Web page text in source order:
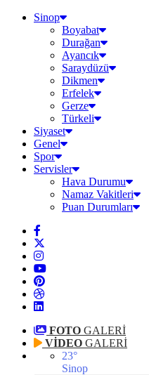
Sinop
Boyabat
Durağan
Ayancık
Saraydüzü
Dikmen
Erfelek
Gerze
Türkeli
Siyaset
Genel
Spor
Servisler
Hava Durumu
Namaz Vakitleri
Puan Durumları
FOTO GALERİ
VİDEO GALERİ
23°
Sinop